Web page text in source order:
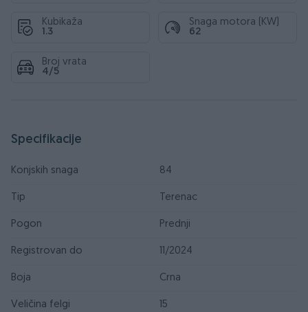
Kubikaža
1.3
Snaga motora (KW)
62
Broj vrata
4/5
Specifikacije
Konjskih snaga 84
Tip Terenac
Pogon Prednji
Registrovan do 11/2024
Boja Crna
Veličina felgi 15